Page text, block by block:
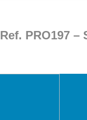
Ref. PRO197